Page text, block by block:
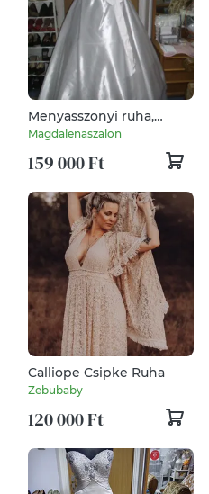
Menyasszonyi ruha,
kalocsai fehér himzéssel,
38-40
Magdalenaszalon
159 000 Ft
Calliope Csipke Ruha
Zebubaby
120 000 Ft